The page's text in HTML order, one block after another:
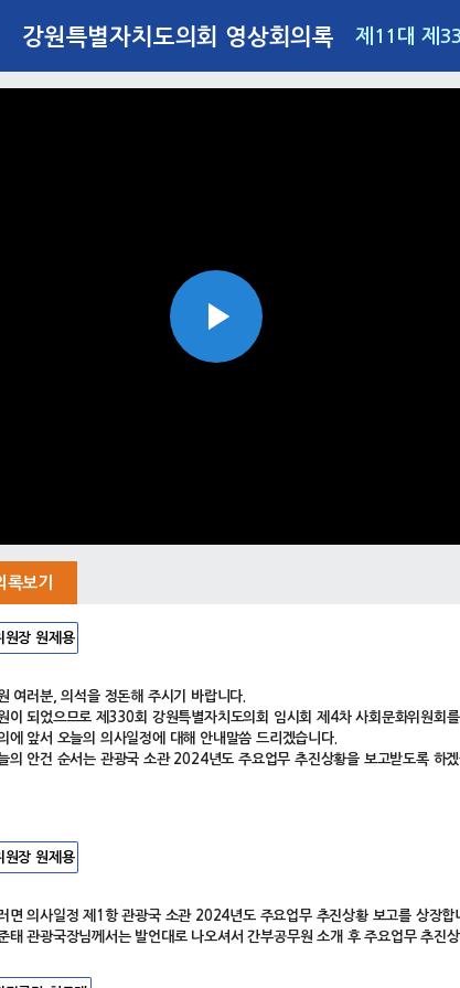
강원특별자치도의회 영상회의록 제11대 제
Play
록보기
장 원제용
여러분, 의석을 정돈해 주시기 바랍니다.
이 되었으므로 제330회 강원특별자치도의회 임시회 제4차 사회문화위원회를
에 앞서 오늘의 의사일정에 대해 안내말씀 드리겠습니다.
의 안건 순서는 관광국 소관 2024년도 주요업무 추진상황을 보고받도록 하겠
장 원제용
면 의사일정 제1항 관광국 소관 2024년도 주요업무 추진상황 보고를 상장합
태 관광국장님께서는 발언대로 나오셔서 간부공무원 소개 후 주요업무 추진